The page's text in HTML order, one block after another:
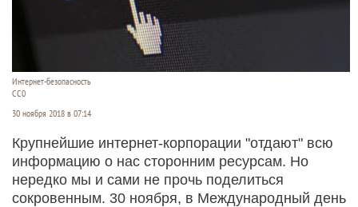
Интернет-безопасность
СС0
30 ноября 2018 в 07:14
Крупнейшие интернет-корпорации "отдают" всю
информацию о нас сторонним ресурсам. Но
нередко мы и сами не прочь поделиться
сокровенным. 30 ноября, в Международный день